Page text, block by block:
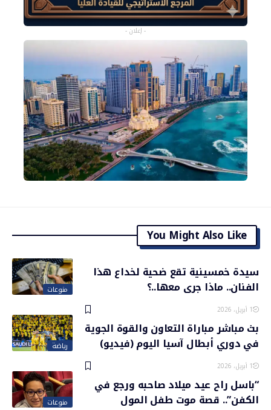
- إعلان -
You Might Also Like
منوعات
سيدة خمسينية تقع ضحية لخداع هذا
الفنان.. ماذا جرى معها..؟
1 أبريل، 2026
رياضة
بث مباشر مباراة التعاون والقوة الجوية
في دوري أبطال آسيا اليوم (فيديو)
1 أبريل، 2026
منوعات
“باسل راح عيد ميلاد صاحبه ورجع في
الكفن”.. قصة موت طفل المول